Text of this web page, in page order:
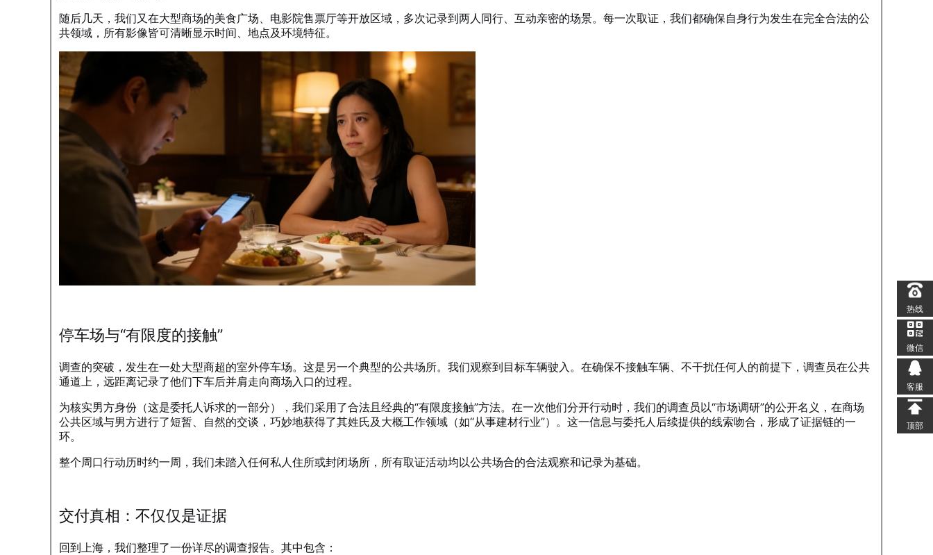
随后几天，我们又在大型商场的美食广场、电影院售票厅等开放区域，多次记录到两人同行、互动亲密的场景。每一次取证，我们都确保自身行为发生在完全合法的公
共领域，所有影像皆可清晰显示时间、地点及环境特征。
停车场与“有限度的接触”
调查的突破，发生在一处大型商超的室外停车场。这是另一个典型的公共场所。我们观察到目标车辆驶入。在确保不接触车辆、不干扰任何人的前提下，调查员在公共
通道上，远距离记录了他们下车后并肩走向商场入口的过程。
为核实男方身份（这是委托人诉求的一部分），我们采用了合法且经典的“有限度接触”方法。在一次他们分开行动时，我们的调查员以“市场调研”的公开名义，在商场
公共区域与男方进行了短暂、自然的交谈，巧妙地获得了其姓氏及大概工作领域（如“从事建材行业”）。这一信息与委托人后续提供的线索吻合，形成了证据链的一
环。
整个周口行动历时约一周，我们未踏入任何私人住所或封闭场所，所有取证活动均以公共场合的合法观察和记录为基础。
交付真相：不仅仅是证据
回到上海，我们整理了一份详尽的调查报告。其中包含：
热线
微信
客服
顶部